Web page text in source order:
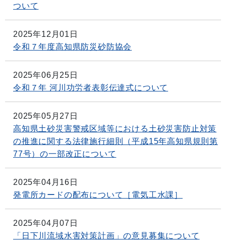
ついて
2025年12月01日
令和７年度高知県防災砂防協会
2025年06月25日
令和７年 河川功労者表彰伝達式について
2025年05月27日
高知県土砂災害警戒区域等における土砂災害防止対策
の推進に関する法律施行細則（平成15年高知県規則第
77号）の一部改正について
2025年04月16日
発電所カードの配布について［電気工水課］
2025年04月07日
「日下川流域水害対策計画」の意見募集について